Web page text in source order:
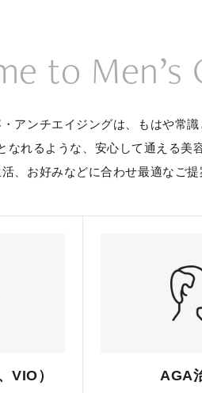
to Men’s
アンチエイジングは、
もはや常
なれるような、 安心して通える美
、お好みなどに合わせ最適なご提
VIO） AGA